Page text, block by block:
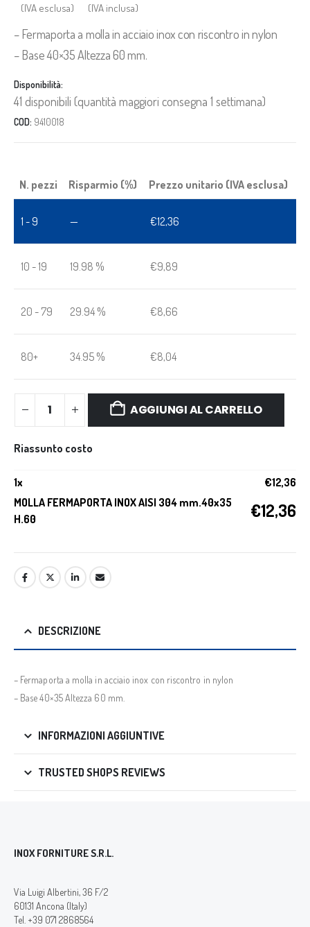
(IVA esclusa) (IVA inclusa)
– Fermaporta a molla in acciaio inox con riscontro in nylon
– Base 40×35 Altezza 60 mm.
Disponibilità:
41 disponibili (quantità maggiori consegna 1 settimana)
COD: 9410018
N. pezzi Risparmio (%) Prezzo unitario (IVA esclusa)
1 - 9 — €12,36
10 - 19 19.98 % €9,89
20 - 79 29.94 % €8,66
80+ 34.95 % €8,04
AGGIUNGI AL CARRELLO
Riassunto costo
1x €12,36
MOLLA FERMAPORTA INOX AISI 304 mm.40x35
H.60
€12,36
DESCRIZIONE
– Fermaporta a molla in acciaio inox con riscontro in nylon
– Base 40×35 Altezza 60 mm.
INFORMAZIONI AGGIUNTIVE
TRUSTED SHOPS REVIEWS
INOX FORNITURE S.R.L.
Via Luigi Albertini, 36 F/2
60131 Ancona (Italy)
Tel. +39 071 2868564